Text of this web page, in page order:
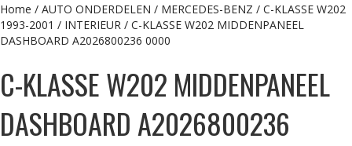
Home / AUTO ONDERDELEN / MERCEDES-BENZ / C-KLASSE W202
1993-2001 / INTERIEUR / C-KLASSE W202 MIDDENPANEEL
DASHBOARD A2026800236 0000
C-KLASSE W202 MIDDENPANEEL
DASHBOARD A2026800236